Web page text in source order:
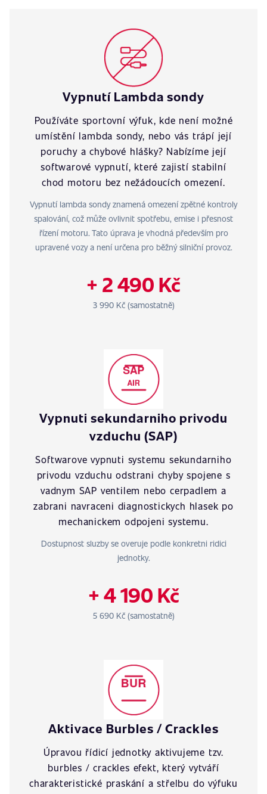
Vypnutí Lambda sondy
Používáte sportovní výfuk, kde není možné
umístění lambda sondy, nebo vás trápí její
poruchy a chybové hlášky? Nabízíme její
softwarové vypnutí, které zajistí stabilní
chod motoru bez nežádoucích omezení.
Vypnutí lambda sondy znamená omezení zpětné kontroly
spalování, což může ovlivnit spotřebu, emise i přesnost
řízení motoru. Tato úprava je vhodná především pro
upravené vozy a není určena pro běžný silniční provoz.
+ 2 490 Kč
3 990 Kč (samostatně)
Vypnuti sekundarniho privodu
vzduchu (SAP)
Softwarove vypnuti systemu sekundarniho
privodu vzduchu odstrani chyby spojene s
vadnym SAP ventilem nebo cerpadlem a
zabrani navraceni diagnostickych hlasek po
mechanickem odpojeni systemu.
Dostupnost sluzby se overuje podle konkretni ridici
jednotky.
+ 4 190 Kč
5 690 Kč (samostatně)
Aktivace Burbles / Crackles
Úpravou řídicí jednotky aktivujeme tzv.
burbles / crackles efekt, který vytváří
charakteristické praskání a střelbu do výfuku